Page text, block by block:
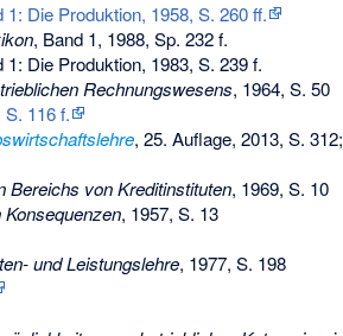
1: Die Produktion, 1958, S. 260 ff.
, Band 1, 1988, Sp. 232 f.
1: Die Produktion, 1983, S. 239 f.
Rechnungswesens, 1964, S. 50
S. 116 f.
, 25. Auflage, 2013, S. 312;
Bereichs von Kreditinstituten, 1969, S. 10
, 1957, S. 13
und Leistungslehre, 1977, S. 198